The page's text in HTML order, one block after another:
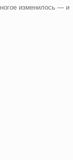
изменилось — и